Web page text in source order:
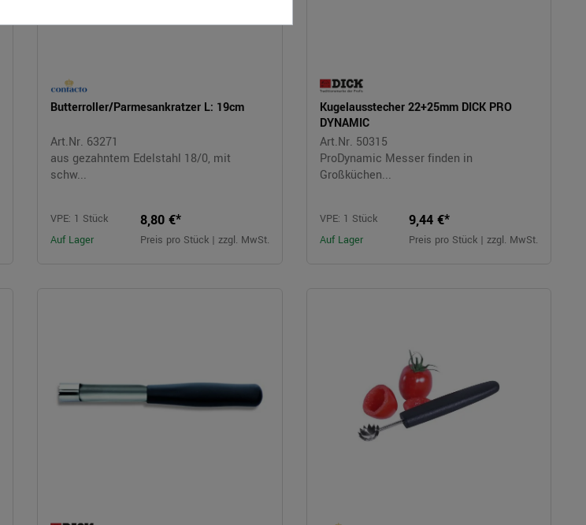
Butterroller/Parmesankratzer L: 19cm
Art.Nr. 63271
aus gezahntem Edelstahl 18/0, mit
schw...
VPE: 1 Stück
Auf Lager
8,80 €*
Preis pro Stück | zzgl. MwSt.
Kugelausstecher 22+25mm DICK PRO
DYNAMIC
Art.Nr. 50315
ProDynamic Messer finden in
Großküchen...
VPE: 1 Stück
Auf Lager
9,44 €*
Preis pro Stück | zzgl. MwSt.